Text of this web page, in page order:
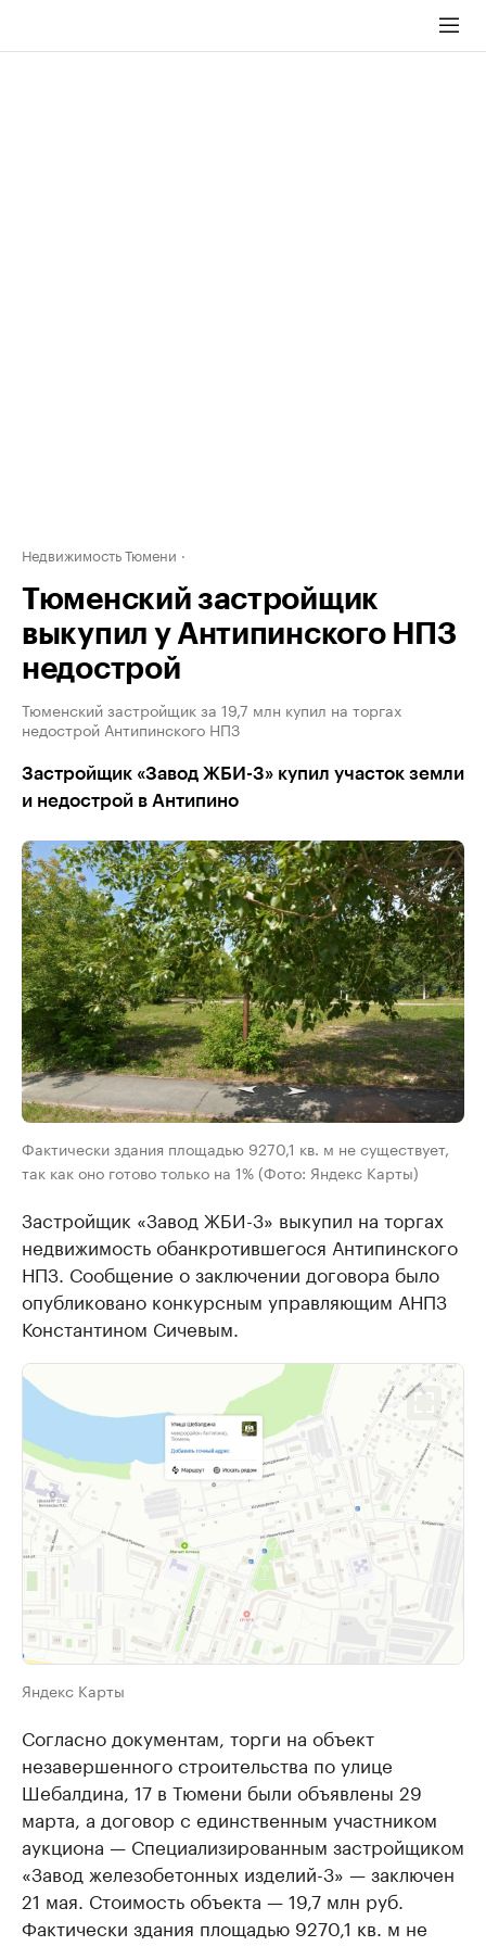
Недвижимость Тюмени
Тюменский застройщик
выкупил у Антипинского НПЗ
недострой
Тюменский застройщик за 19,7 млн купил на торгах
недострой Антипинского НПЗ
Застройщик «Завод ЖБИ-3» купил участок земли
и недострой в Антипино
Фактически здания площадью 9270,1 кв. м не существует,
так как оно готово только на 1% (Фото: Яндекс Карты)
Застройщик «Завод ЖБИ-3» выкупил на торгах
недвижимость обанкротившегося Антипинского
НПЗ. Сообщение о заключении договора было
опубликовано конкурсным управляющим АНПЗ
Константином Сичевым.
Яндекс Карты
Согласно документам, торги на объект
незавершенного строительства по улице
Шебалдина, 17 в Тюмени были объявлены 29
марта, а договор с единственным участником
аукциона — Специализированным застройщиком
«Завод железобетонных изделий-3» — заключен
21 мая. Стоимость объекта — 19,7 млн руб.
Фактически здания площадью 9270,1 кв. м не